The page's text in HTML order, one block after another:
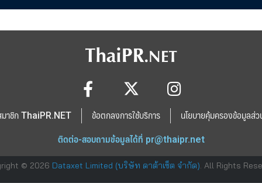
มาชิก ThaiPR.NET ข้อตกลงการใช้บริการ นโยบายคุ้มครองข้อมูลส่
ติดต่อ-สอบถามข้อมูลได้ที่ pr@thaipr.net
© 2026 Dataxet Limited (บริษัท ดาต้าเซ็ต จำกัด). All Rights